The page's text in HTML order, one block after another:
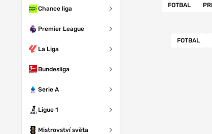
Chance liga
Premier League
La Liga
Bundesliga
Serie A
Ligue 1
Mistrovství světa
FOTBAL
FOTBAL